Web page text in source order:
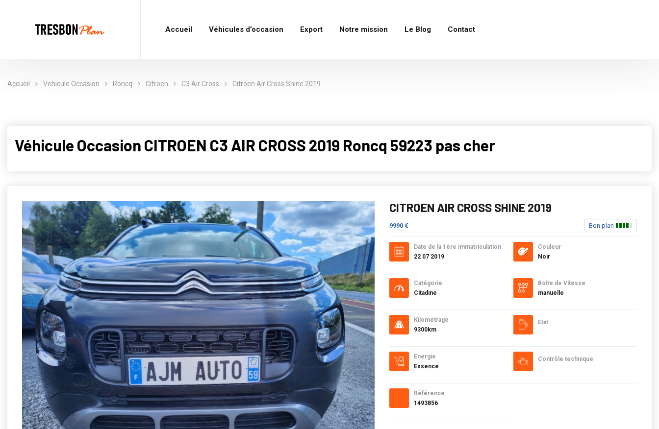
Accueil Véhicules d’occasion Export Notre mission Le Blog Contact
Accueil Vehicule Occasion Roncq Citroen C3 Air Cross Citroen Air Cross Shine 2019
Véhicule Occasion CITROEN C3 AIR CROSS 2019 Roncq 59223 pas cher
CITROEN AIR CROSS SHINE 2019
9990 € Bon plan
Date de la 1ère immatriculation
22 07 2019
Catégorie
Citadine
Kilométrage
9300km
Energie
Essence
Référence
1493856
Couleur
Noir
Boite de Vitesse
manuelle
Etat
Contrôle technique